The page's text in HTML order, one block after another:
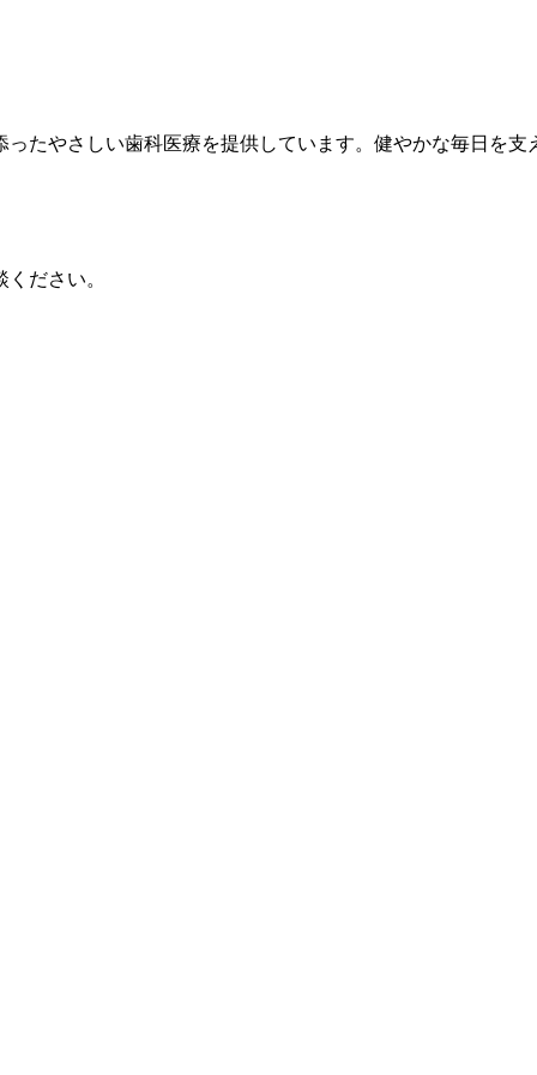
たやさしい歯科医療を提供しています。健やかな毎日を支
ださい。